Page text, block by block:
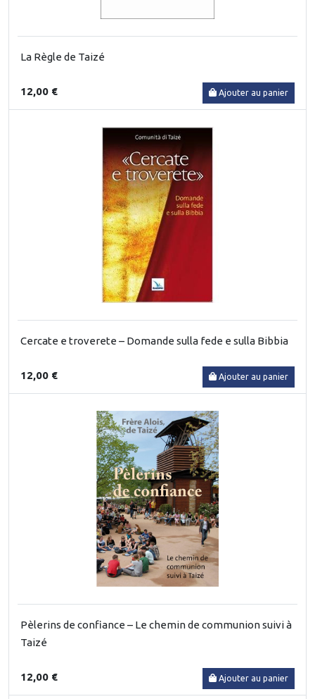
La Règle de Taizé
12,00 € Ajouter au panier
Cercate e troverete – Domande sulla fede e sulla Bibbia
12,00 € Ajouter au panier
Pèlerins de confiance – Le chemin de communion suivi à
Taizé
12,00 € Ajouter au panier